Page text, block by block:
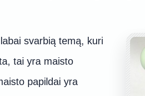
svarbią temą, kuri
tai yra maisto
papildai yra